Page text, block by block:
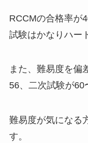
RCCMの合格率が
試験はかなりハー
また、難易度を偏
56、二次試験が60
難易度が気になる
す。